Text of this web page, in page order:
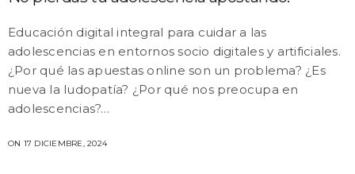
Educación digital integral para cuidar a las
adolescencias en entornos socio digitales y artificiales.
¿Por qué las apuestas online son un problema? ¿Es
nueva la ludopatía? ¿Por qué nos preocupa en
adolescencias?…
ON 17 DICIEMBRE, 2024